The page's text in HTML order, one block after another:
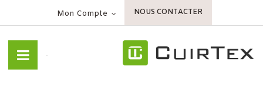
Mon Compte NOUS CONTACTER